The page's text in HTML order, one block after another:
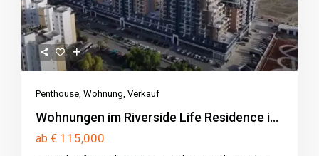
Penthouse,Wohnung,Verkauf
Wohnungen im Riverside Life Residence i...
ab€ 115,000